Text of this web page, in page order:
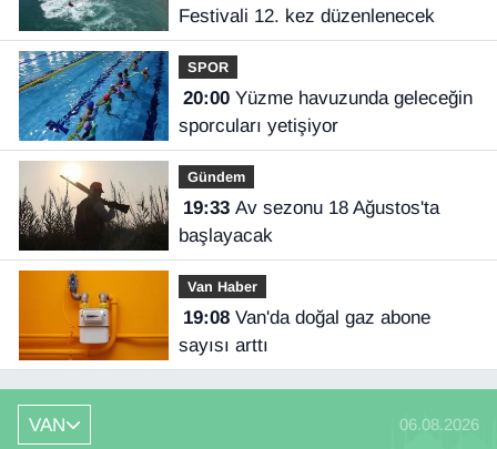
Festivali 12. kez düzenlenecek
SPOR
20:00Yüzme havuzunda geleceğin
sporcuları yetişiyor
Gündem
19:33Av sezonu 18 Ağustos'ta
başlayacak
Van Haber
19:08Van'da doğal gaz abone
sayısı arttı
VAN 06.08.2026